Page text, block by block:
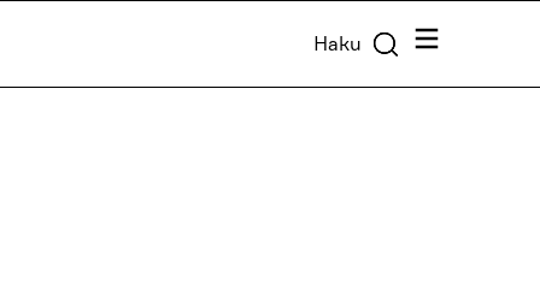
Haku Valikko